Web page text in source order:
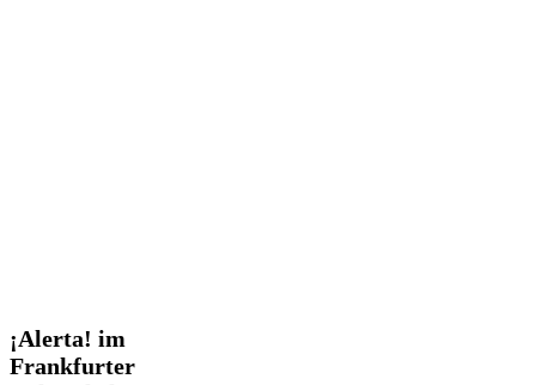
¡Alerta!
im
Frankfurter
¡Alerta! im
Frankfurter